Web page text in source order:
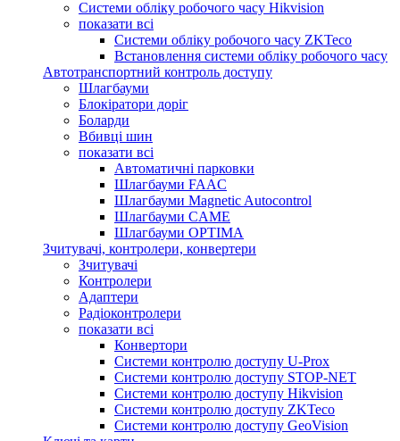
Системи обліку робочого часу Hikvision
показати всі
Системи обліку робочого часу ZKTeco
Встановлення системи обліку робочого часу
Автотранспортний контроль доступу
Шлагбауми
Блокіратори доріг
Боларди
Вбивці шин
показати всі
Автоматичні парковки
Шлагбауми FAAC
Шлагбауми Magnetic Autocontrol
Шлагбауми CAME
Шлагбауми OPTIMA
Зчитувачі, контролери, конвертери
Зчитувачі
Контролери
Адаптери
Радіоконтролери
показати всі
Конвертори
Системи контролю доступу U-Prox
Системи контролю доступу STOP-NET
Системи контролю доступу Hikvision
Системи контролю доступу ZKTeco
Системи контролю доступу GeoVision